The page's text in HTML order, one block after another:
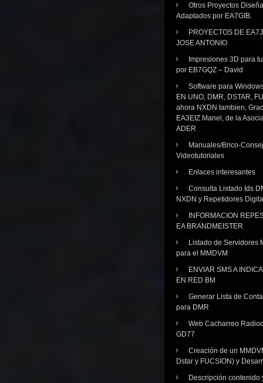
Otros Proyectos
Adaptados por EA7GIB.
PROYECTOS DE
JOSE ANTONIO
Impresiones 3D para
por EB7GQZ – David
Software para
EN UNO, DMR, DSTAR,
ahora NXDN tambien,
EA3EIZ Manel, de la
ADER
Manuales/Brico-
Videotutoriales
Enlaces interesantes
Consulta Listado Ids
NXDN y Repetidores
INFORMACION
EA BRANDMEISTER
Listado de Servidores
para el MMDVM
ENVIAR SMS A
EN RED BM
Generar Lista de
para DMR
Web Cacharreo
GD77
Creación de un
Dstar y FUCSION) y
Descripción contenido